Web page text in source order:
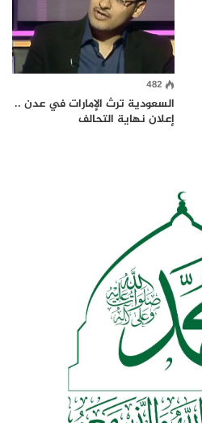
482
السعودية ترث الإمارات في عدن ..
إعلان نهاية التحالف